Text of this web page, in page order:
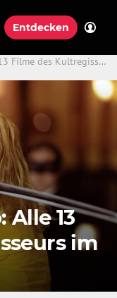
Entdecken
Quentin Tarantino: Alle 13 Filme des Kultregisseurs im Ranking
Alle 13
im